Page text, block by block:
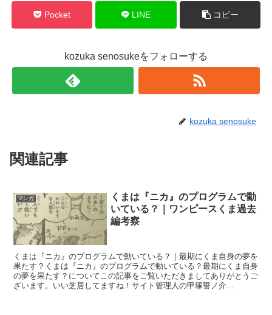
Pocket LINE コピー
kozuka senosukeをフォローする
kozuka senosuke
関連記事
マンガ
くまは『ニカ』のプログラムで動
いている？｜ワンピースくま過去
編考察
くまは『ニカ』のプログラムで動いている？｜最期にくま自身の夢を
果たす？くまは『ニカ』のプログラムで動いている？最期にくま自身
の夢を果たす？についてこの記事をご覧いただきましてありがとうご
ざいます。いい芝居してますね！サイト管理人の甲塚誓ノ介...